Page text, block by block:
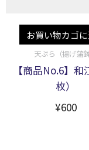
お買い物カゴ
天ぷら（揚げ蒲鉾
【商品No.6】和
枚）
¥600